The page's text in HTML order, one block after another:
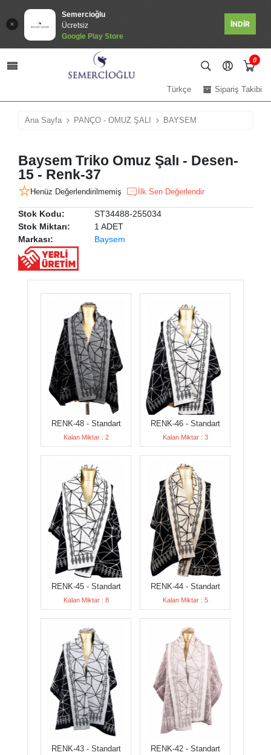
Semercioğlu
Ücretsiz
Google Play Store
İNDİR
0
Sipariş Takibi
Türkçe
Ana Sayfa PANÇO - OMUZ ŞALI BAYSEM
Baysem Triko Omuz Şalı - Desen-
15 - Renk-37
Henüz Değerlendirilmemiş İlk Sen Değerlendir
Stok Kodu:
ST34488-255034
Stok Miktarı:
1 ADET
Markası:
Baysem
RENK-48 - Standart
Kalan Miktar : 2
RENK-46 - Standart
Kalan Miktar : 3
RENK-45 - Standart
Kalan Miktar : 8
RENK-44 - Standart
Kalan Miktar : 5
RENK-43 - Standart RENK-42 - Standart